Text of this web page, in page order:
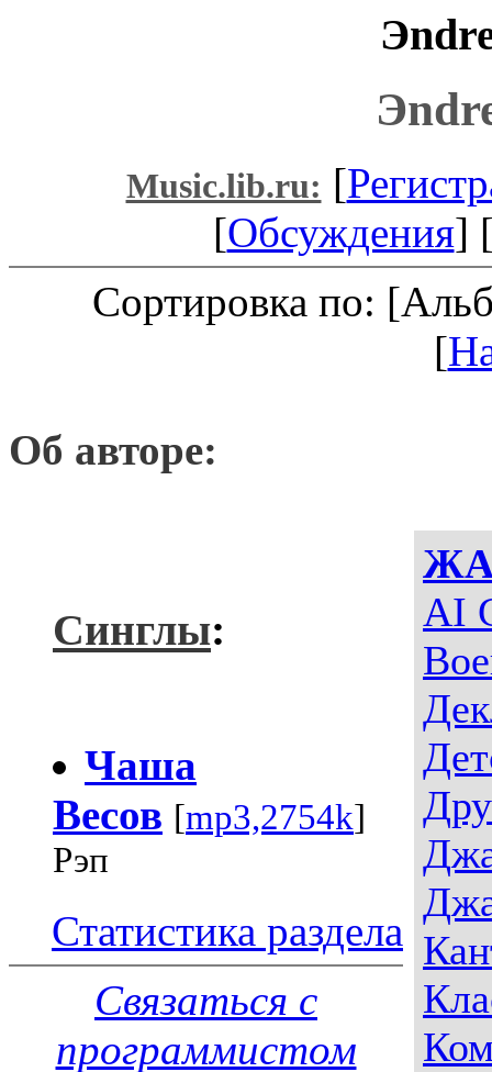
Music.lib.ru: [
[Обсуждения]
Сортировка по:
[
Об авторе:
AI
Синглы:
Чаша
Весов [mp3,2754k]
Рэп
Статистика раздела
Связаться с
программистом